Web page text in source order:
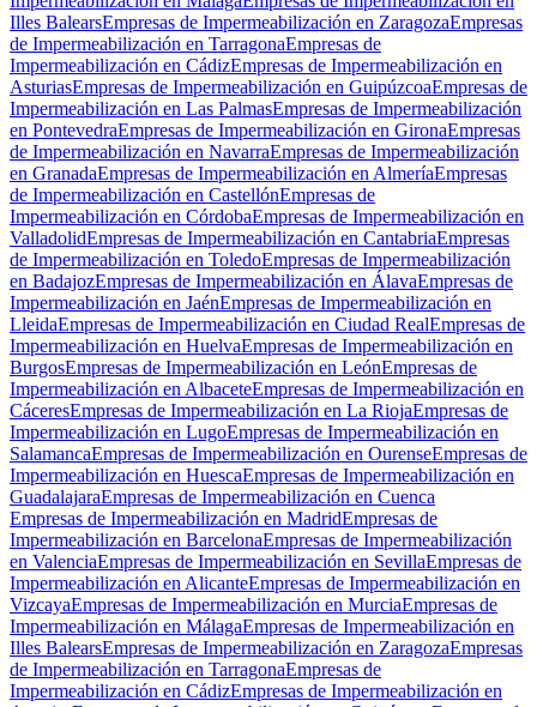
Illes BalearsEmpresas de Impermeabilización en ZaragozaEmpresas
de Impermeabilización en TarragonaEmpresas de
Impermeabilización en CádizEmpresas de Impermeabilización en
AsturiasEmpresas de Impermeabilización en GuipúzcoaEmpresas de
Impermeabilización en Las PalmasEmpresas de Impermeabilización
en PontevedraEmpresas de Impermeabilización en GironaEmpresas
de Impermeabilización en NavarraEmpresas de Impermeabilización
en GranadaEmpresas de Impermeabilización en AlmeríaEmpresas
de Impermeabilización en CastellónEmpresas de
Impermeabilización en CórdobaEmpresas de Impermeabilización en
ValladolidEmpresas de Impermeabilización en CantabriaEmpresas
de Impermeabilización en ToledoEmpresas de Impermeabilización
en BadajozEmpresas de Impermeabilización en ÁlavaEmpresas de
Impermeabilización en JaénEmpresas de Impermeabilización en
LleidaEmpresas de Impermeabilización en Ciudad RealEmpresas de
Impermeabilización en HuelvaEmpresas de Impermeabilización en
BurgosEmpresas de Impermeabilización en LeónEmpresas de
Impermeabilización en AlbaceteEmpresas de Impermeabilización en
CáceresEmpresas de Impermeabilización en La RiojaEmpresas de
Impermeabilización en LugoEmpresas de Impermeabilización en
SalamancaEmpresas de Impermeabilización en OurenseEmpresas de
Impermeabilización en HuescaEmpresas de Impermeabilización en
GuadalajaraEmpresas de Impermeabilización en Cuenca
Empresas de Impermeabilización en MadridEmpresas de
Impermeabilización en BarcelonaEmpresas de Impermeabilización
en ValenciaEmpresas de Impermeabilización en SevillaEmpresas de
Impermeabilización en AlicanteEmpresas de Impermeabilización en
VizcayaEmpresas de Impermeabilización en MurciaEmpresas de
Impermeabilización en MálagaEmpresas de Impermeabilización en
Illes BalearsEmpresas de Impermeabilización en ZaragozaEmpresas
de Impermeabilización en TarragonaEmpresas de
Impermeabilización en CádizEmpresas de Impermeabilización en